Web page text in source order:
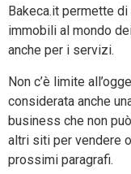
Bakeca.it permette di
immobili al mondo
anche per i servizi.
Non c’è limite
considerata anche
business che non
altri siti per vendere
prossimi paragrafi.